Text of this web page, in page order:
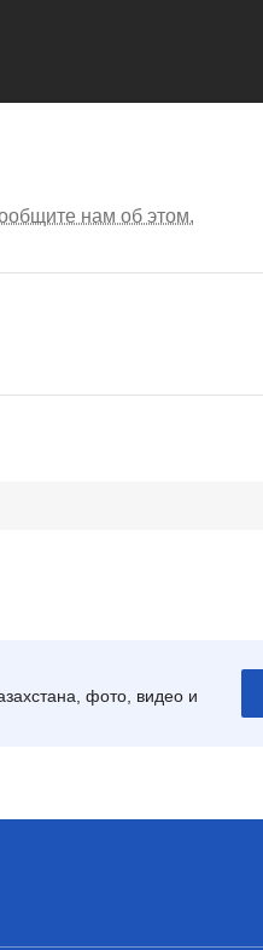
нам об этом.
фото, видео и